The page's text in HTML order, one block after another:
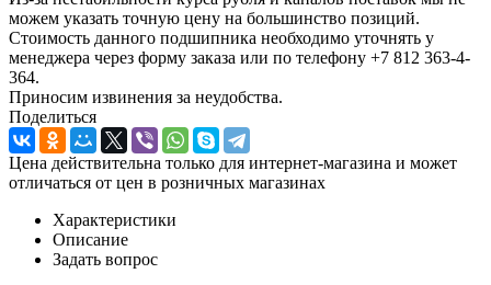
можем указать точную цену на большинство позиций.
Стоимость данного подшипника необходимо уточнять у
менеджера через форму заказа или по телефону +7 812 363-4-
364.
Приносим извинения за неудобства.
Поделиться
Цена действительна только для интернет-магазина и может
отличаться от цен в розничных магазинах
Характеристики
Описание
Задать вопрос